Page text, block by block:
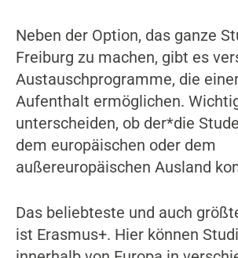
Neben der Option, das ganze
Freiburg zu machen, gibt es
Austauschprogramme, die
Aufenthalt ermöglichen.
unterscheiden, ob der*die
dem europäischen oder dem
außereuropäischen Ausland
Das beliebteste und auch
ist Erasmus+. Hier können